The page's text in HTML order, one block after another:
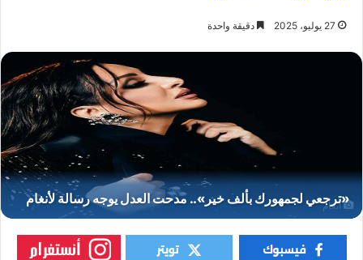
27 يوليو، 2025 دقيقة واحدة
أنغام